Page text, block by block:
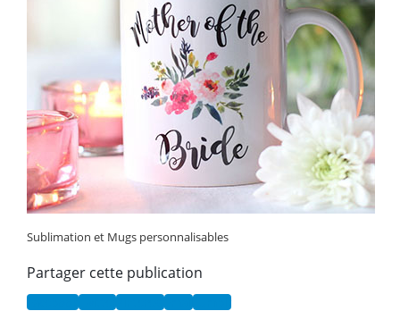
Sublimation et Mugs personnalisables
Partager cette publication
FacebookTwitterPinterestEmailTumblr